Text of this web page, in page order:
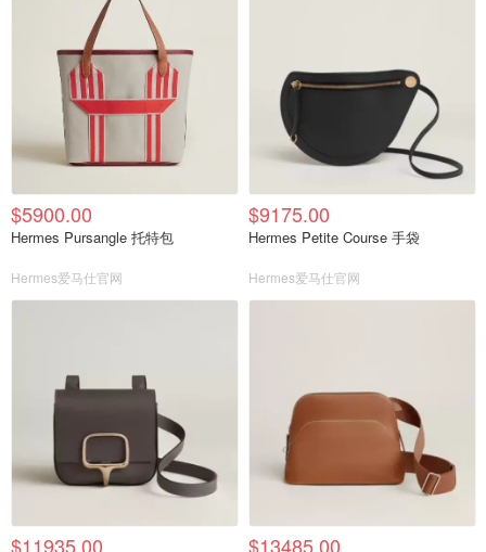
$5900.00
Hermes Pursangle 托特包
Hermes爱马仕官网
$9175.00
Hermes Petite Course 手袋
Hermes爱马仕官网
$11935.00 $13485.00